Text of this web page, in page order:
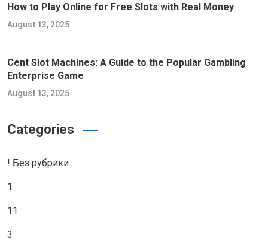
How to Play Online for Free Slots with Real Money
August 13, 2025
Cent Slot Machines: A Guide to the Popular Gambling
Enterprise Game
August 13, 2025
Categories
! Без рубрики
1
11
3